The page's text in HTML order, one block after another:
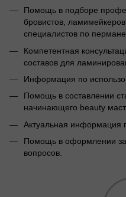
Помощь в подборе
бровистов,
специалистов по
Компетентная
составов для
Информация по
Помощь в составлении
начинающего beauty
Актуальная информация
Помощь в оформлении
вопросов.